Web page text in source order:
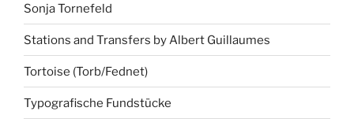
Sonja Tornefeld
Stations and Transfers by Albert Guillaumes
Tortoise (Torb/Fednet)
Typografische Fundstücke